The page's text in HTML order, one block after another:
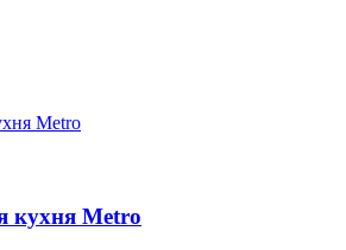
Metro
кухня Metro